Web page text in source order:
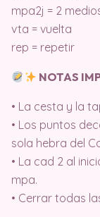
mpa2j = 2
vta = vuelta
rep = repetir
NOTAS
• La cesta y la
• Los puntos
sola hebra del
• La cad 2 al
mpa.
• Cerrar todas